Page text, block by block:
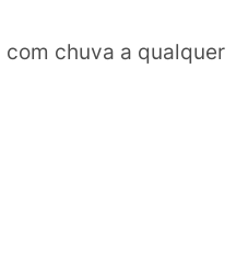
chuva a qualquer